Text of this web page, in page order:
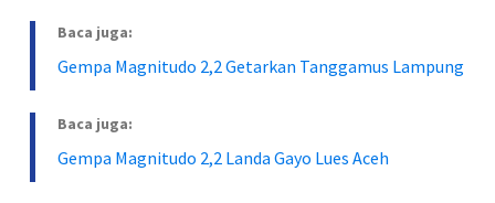
Baca juga:
Gempa Magnitudo 2,2 Getarkan Tanggamus Lampung
Baca juga:
Gempa Magnitudo 2,2 Landa Gayo Lues Aceh